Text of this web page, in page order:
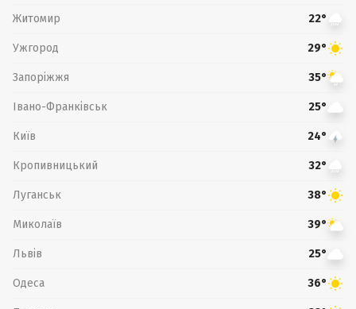
Житомир 22°
Ужгород 29°
Запоріжжя 35°
Івано-Франківськ 25°
Київ 24°
Кропивницький 32°
Луганськ 38°
Миколаїв 39°
Львів 25°
Одеса 36°